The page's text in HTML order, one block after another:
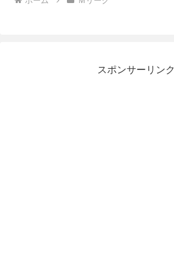
スポンサーリンク